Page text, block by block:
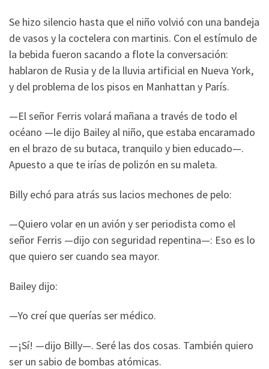
Se hizo silencio hasta que el niño volvió con una bandeja
de vasos y la coctelera con martinis. Con el estímulo de
la bebida fueron sacando a flote la conversación:
hablaron de Rusia y de la lluvia artificial en Nueva York,
y del problema de los pisos en Manhattan y París.
—El señor Ferris volará mañana a través de todo el
océano —le dijo Bailey al niño, que estaba encaramado
en el brazo de su butaca, tranquilo y bien educado—.
Apuesto a que te irías de polizón en su maleta.
Billy echó para atrás sus lacios mechones de pelo:
—Quiero volar en un avión y ser periodista como el
señor Ferris —dijo con seguridad repentina—: Eso es lo
que quiero ser cuando sea mayor.
Bailey dijo:
—Yo creí que querías ser médico.
—¡Sí! —dijo Billy—. Seré las dos cosas. También quiero
ser un sabio de bombas atómicas.